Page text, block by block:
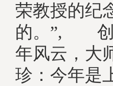
荣教授的纪
的。”, 创
年风云，大
珍：今年是